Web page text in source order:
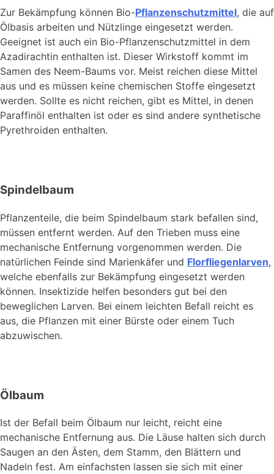
Zur Bekämpfung können Bio-Pflanzenschutzmittel, die auf
Ölbasis arbeiten und Nützlinge eingesetzt werden.
Geeignet ist auch ein Bio-Pflanzenschutzmittel in dem
Azadirachtin enthalten ist. Dieser Wirkstoff kommt im
Samen des Neem-Baums vor. Meist reichen diese Mittel
aus und es müssen keine chemischen Stoffe eingesetzt
werden. Sollte es nicht reichen, gibt es Mittel, in denen
Paraffinöl enthalten ist oder es sind andere synthetische
Pyrethroiden enthalten.
Spindelbaum
Pflanzenteile, die beim Spindelbaum stark befallen sind,
müssen entfernt werden. Auf den Trieben muss eine
mechanische Entfernung vorgenommen werden. Die
natürlichen Feinde sind Marienkäfer und Florfliegenlarven,
welche ebenfalls zur Bekämpfung eingesetzt werden
können. Insektizide helfen besonders gut bei den
beweglichen Larven. Bei einem leichten Befall reicht es
aus, die Pflanzen mit einer Bürste oder einem Tuch
abzuwischen.
Ölbaum
Ist der Befall beim Ölbaum nur leicht, reicht eine
mechanische Entfernung aus. Die Läuse halten sich durch
Saugen an den Ästen, dem Stamm, den Blättern und
Nadeln fest. Am einfachsten lassen sie sich mit einer